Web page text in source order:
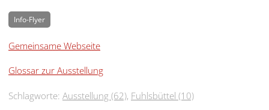
Info-Flyer
Gemeinsame Webseite
Glossar zur Ausstellung
Schlagworte: Ausstellung (62), Fuhlsbüttel (10)